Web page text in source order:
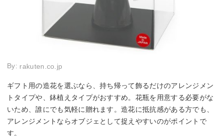
By: rakuten.co.jp
ギフト用の造花を選ぶなら、持ち帰って飾るだけのアレンジメン
トタイプや、鉢植えタイプがおすすめ。花瓶を用意する必要がな
いため、誰にでも気軽に贈れます。造花に抵抗感がある方でも、
アレンジメントならオブジェとして捉えやすいのがポイントで
す。